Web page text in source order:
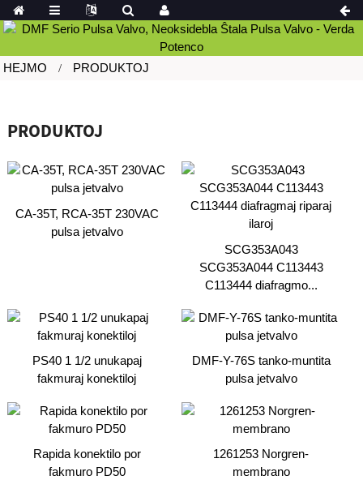
HEJMO PRODUKTOJ
PRODUKTOJ
CA-35T, RCA-35T 230VAC
pulsa jetvalvo
SCG353A043
SCG353A044 C113443
C113444 diafragmo...
PS40 1 1/2 unukapaj
fakmuraj konektiloj
DMF-Y-76S tanko-muntita
pulsa jetvalvo
Rapida konektilo por
fakmuro PD50
1261253 Norgren-
membrano